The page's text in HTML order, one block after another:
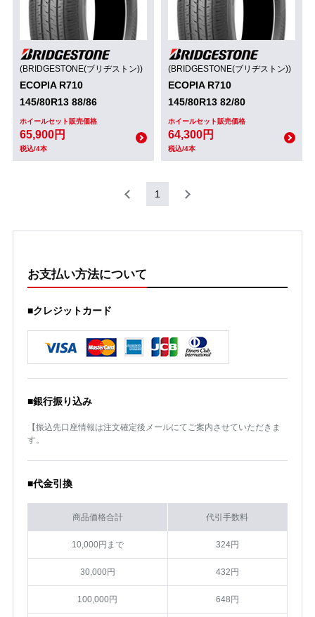
(BRIDGESTONE(ブリヂストン))
ECOPIA R710
145/80R13 88/86
ホイールセット販売価格
65,900円
税込/4本
(BRIDGESTONE(ブリヂストン))
ECOPIA R710
145/80R13 82/80
ホイールセット販売価格
64,300円
税込/4本
1
お支払い方法について
■クレジットカード
■銀行振り込み
【振込先口座情報は注文確定後メールにてご案内させていただきま
す。
■代金引換
商品価格合計 代引手数料
10,000円まで 324円
30,000円 432円
100,000円 648円